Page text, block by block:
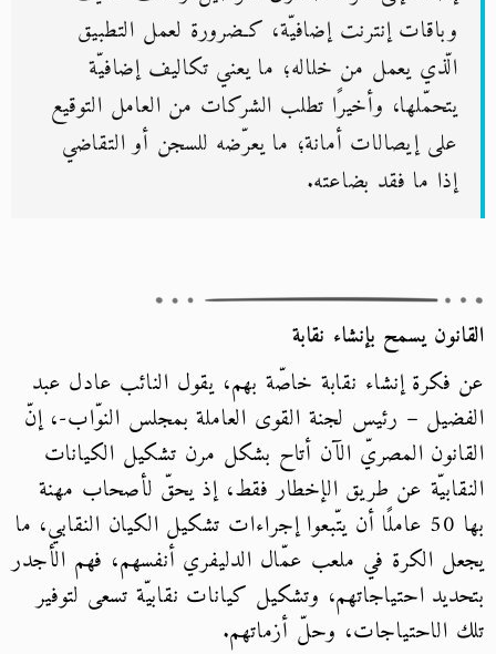
وباقات إنترنت إضافيّة، كـضرورة لعمل التطبيق
الّذي يعمل من خلاله؛ ما يعني تكاليف إضافيّة
يتحمّلها، وأخيرًا تطلب الشركات من العامل التوقيع
على إيصالات أمانة؛ ما يعرّضه للسجن أو التقاضي
إذا ما فقد بضاعته.
القانون يسمح بإنشاء نقابة
عن فكرة إنشاء نقابة خاصّة بهم، يقول النائب عادل عبد
الفضيل – رئيس لجنة القوى العاملة بمجلس النوّاب-، إنّ
القانون المصريّ الآن أتاح بشكل مرن تشكيل الكيانات
النقابيّة عن طريق الإخطار فقط، إذ يحقّ لأصحاب مهنة
بها 50 عاملًا أن يتّبعوا إجراءات تشكيل الكيان النقابي، ما
يجعل الكرة في ملعب عمّال الدليفري أنفسهم، فهم الأجدر
بتحديد احتياجاتهم، وتشكيل كيانات نقابيّة تسعى لتوفير
تلك الاحتياجات، وحلّ أزماتهم.